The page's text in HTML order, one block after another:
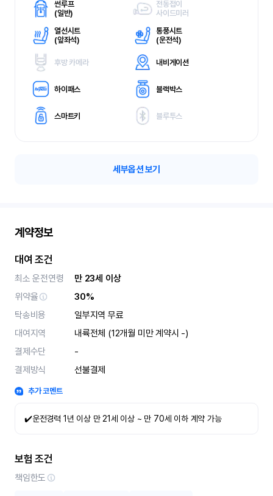
썬루프
(일반)
전동접이
사이드미러
열선시트
(앞좌석)
통풍시트
(운전석)
후방 카메라 내비게이션
하이패스 블랙박스
스마트키 블루투스
세부옵션 보기
계약정보
대여 조건
최소 운전연령
만 23세 이상
위약율
30%
탁송비용
일부지역 무료
대여지역
내륙전체 (12개월 미만 계약시 -)
결제수단
-
결제방식
선불결제
추가 코멘트
✔️운전경력 1년 이상 만 21세 이상 ~ 만 70세 이하 계약 가능
보험 조건
책임한도